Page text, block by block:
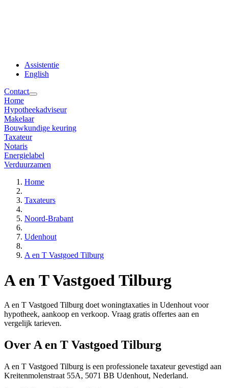
Assistentie
English
Contact
Home
Hypotheekadviseur
Makelaar
Bouwkundige keuring
Taxateur
Notaris
Energielabel
Verduurzamen
Home
Taxateurs
Noord-Brabant
Udenhout
A en T Vastgoed Tilburg
A en T Vastgoed Tilburg
A en T Vastgoed Tilburg doet woningtaxaties in Udenhout voor
hypotheek, aankoop en verkoop. Vraag gratis offertes aan en
vergelijk tarieven.
Over A en T Vastgoed Tilburg
A en T Vastgoed Tilburg is een professionele taxateur gevestigd aan
Kreitenmolenstraat 55A, 5071 BB Udenhout, Nederland.